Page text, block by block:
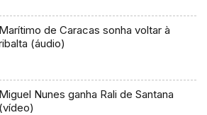
Marítimo de Caracas sonha voltar à
(áudio)
Miguel Nunes ganha Rali de Santana
(vídeo)